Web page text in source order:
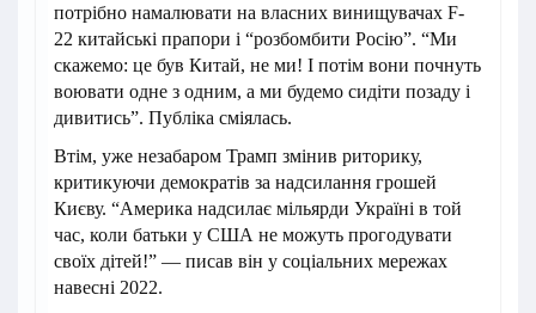
потрібно намалювати на власних винищувачах F-
22 китайські прапори і “розбомбити Росію”. “Ми
скажемо: це був Китай, не ми! І потім вони почнуть
воювати одне з одним, а ми будемо сидіти позаду і
дивитись”. Публіка сміялась.
Втім, уже незабаром Трамп змінив риторику,
критикуючи демократів за надсилання грошей
Києву. “Америка надсилає мільярди Україні в той
час, коли батьки у США не можуть прогодувати
своїх дітей!” — писав він у соціальних мережах
навесні 2022.